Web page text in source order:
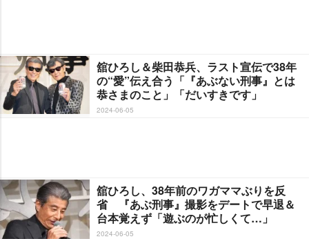
舘ひろし＆柴田恭兵、ラスト宣伝で38年
の“愛”伝え合う「『あぶない刑事』とは
恭さまのこと」「だいすきです」
2024-06-05
舘ひろし、38年前のワガママぶりを反
省 『あぶ刑事』撮影をデートで早退＆
台本覚えず「遊ぶのが忙しくて…」
2024-06-05